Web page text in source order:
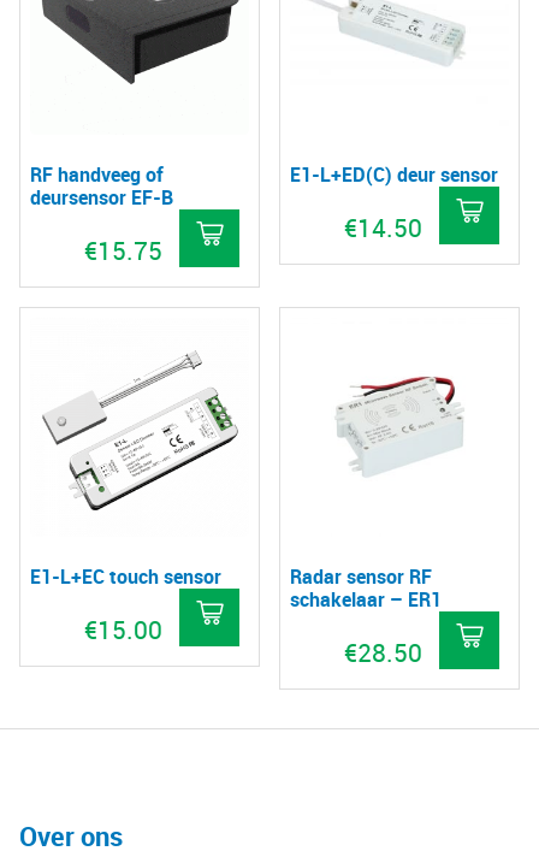
RF handveeg of
deursensor EF-B
€15.75
E1-L+ED(C) deur sensor
€14.50
E1-L+EC touch sensor
€15.00
Radar sensor RF
schakelaar – ER1
€28.50
Over ons